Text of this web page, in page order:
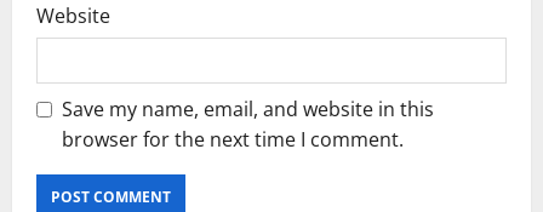
Website
Save my name, email, and website in this
browser for the next time I comment.